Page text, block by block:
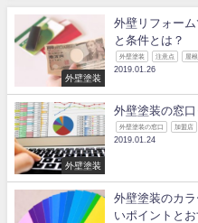
外壁塗装
外壁リフォー
と条件とは？
外壁塗装 注意点 屋
2019.01.26
外壁塗装
外壁塗装の窓
外壁塗装の窓口 加盟店
2019.01.24
外壁塗装のカ
いポイントと